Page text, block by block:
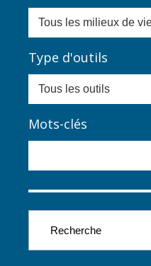
Type d'outils
Mots-clés